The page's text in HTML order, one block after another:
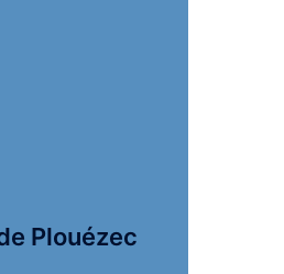
Plouézec